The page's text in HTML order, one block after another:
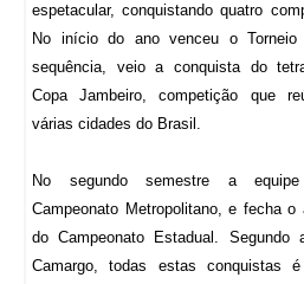
espetacular, conquistando quatro
No início do ano venceu o Torneio
sequência, veio a conquista do
Copa Jambeiro, competição que
várias cidades do Brasil.
No segundo semestre a
Campeonato Metropolitano, e fecha
do Campeonato Estadual. Segundo
Camargo, todas estas conquistas